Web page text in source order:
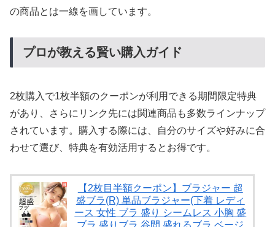
の商品とは一線を画しています。
プロが教える賢い購入ガイド
2枚購入で1枚半額のクーポンが利用できる期間限定特典
があり、さらにリンク先には関連商品も多数ラインナップ
されています。購入する際には、自分のサイズや好みに合
わせて選び、特典を有効活用するとお得です。
【2枚目半額クーポン】ブラジャー 超
盛ブラ(R) 単品ブラジャー(下着 レディ
ース 女性 ブラ 盛り シームレス 小胸 盛
ブラ 盛りブラ 谷間 盛れるブラ ベージ